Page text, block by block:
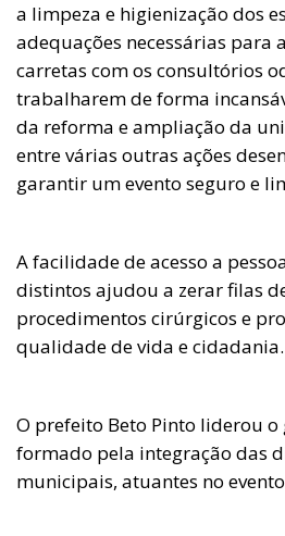
a limpeza e higienização dos
adequações necessárias para
carretas com os consultórios
trabalharem de forma
da reforma e ampliação da
entre várias outras ações
garantir um evento seguro e
A facilidade de acesso a
distintos ajudou a zerar filas
procedimentos cirúrgicos e
qualidade de vida e cidadania.
O prefeito Beto Pinto liderou
formado pela integração das
municipais, atuantes no